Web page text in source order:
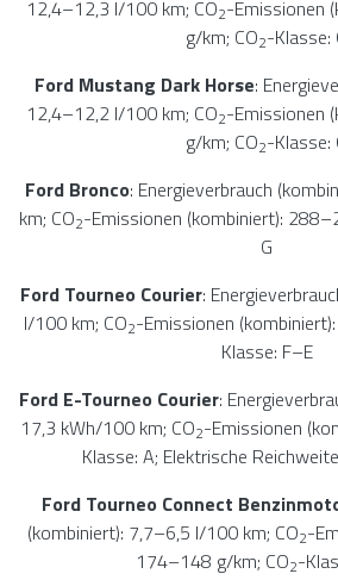
12,4–12,3 l/100 km; CO2-Emissionen
g/km; CO2-Klasse:
Ford Mustang Dark Horse:
12,4–12,2 l/100 km; CO2-Emissionen
g/km; CO2-Klasse:
Ford Bronco: Energieverbrauch
km; CO2-Emissionen (kombiniert):
G
Ford Tourneo Courier:
l/100 km; CO2-Emissionen
Klasse: F–E
Ford E-Tourneo Courier:
17,3 kWh/100 km; CO2-Emissionen
Klasse: A; Elektrische
Ford Tourneo Connect
(kombiniert): 7,7–6,5 l/100 km; CO2-
174–148 g/km; CO2-